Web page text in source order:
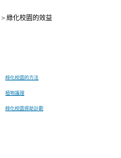
> 綠化校園的效益
綠化校園的方法
植物護理
綠化校園資助計劃